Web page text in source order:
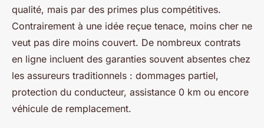
qualité, mais par des primes plus compétitives.
Contrairement à une idée reçue tenace, moins cher ne
veut pas dire moins couvert. De nombreux contrats
en ligne incluent des garanties souvent absentes chez
les assureurs traditionnels : dommages partiel,
protection du conducteur, assistance 0 km ou encore
véhicule de remplacement.